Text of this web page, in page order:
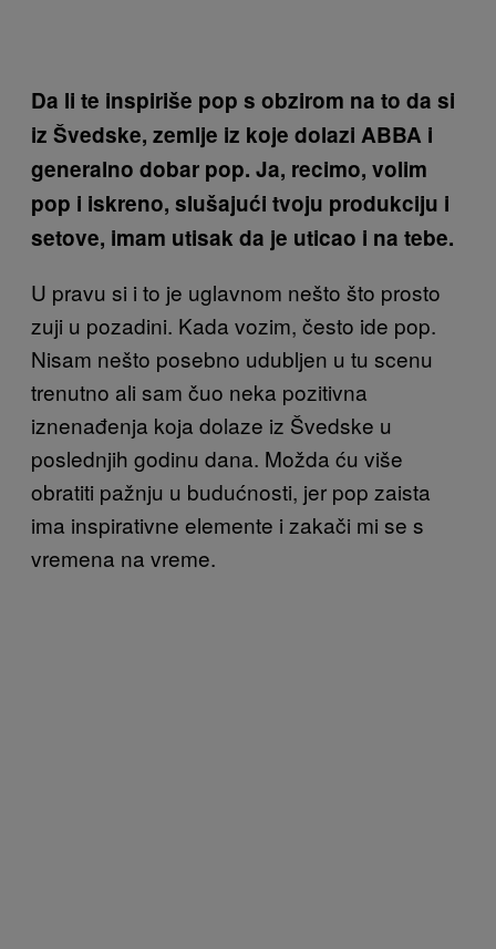
Da li te inspiriše pop s obzirom na to da si
iz Švedske, zemlje iz koje dolazi ABBA i
generalno dobar pop. Ja, recimo, volim
pop i iskreno, slušajući tvoju produkciju i
setove, imam utisak da je uticao i na tebe.
U pravu si i to je uglavnom nešto što prosto
zuji u pozadini. Kada vozim, često ide pop.
Nisam nešto posebno udubljen u tu scenu
trenutno ali sam čuo neka pozitivna
iznenađenja koja dolaze iz Švedske u
poslednjih godinu dana. Možda ću više
obratiti pažnju u budućnosti, jer pop zaista
ima inspirativne elemente i zakači mi se s
vremena na vreme.